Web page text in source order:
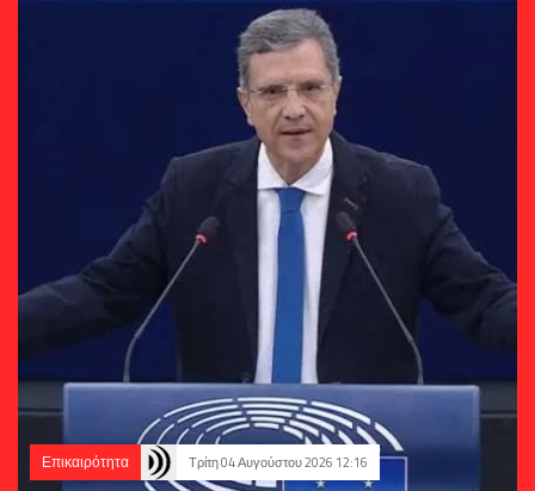
Επικαιρότητα Τρίτη 04 Αυγούστου 2026 12:16